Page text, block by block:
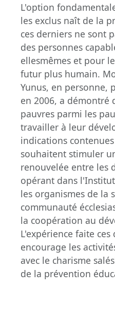
L'option
les exclus naît de la
ces derniers ne sont
des personnes
ellesmêmes et pour
futur plus humain.
Yunus, en personne,
en 2006, a démontré
pauvres parmi les
travailler à leur
indications
souhaitent stimuler
renouvelée entre les
opérant dans
les organismes de la
communauté
la coopération au
L'expérience faite
encourage les
avec le charisme
de la prévention